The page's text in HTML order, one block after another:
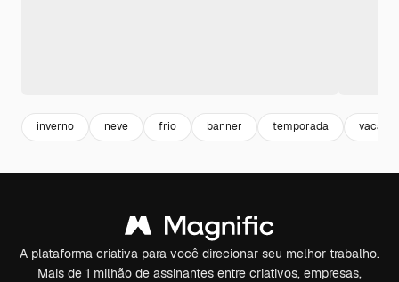
inverno neve frio banner temporada
A plataforma criativa para você direcionar seu melhor trabalho.
Mais de 1 milhão de assinantes entre criativos, empresas,